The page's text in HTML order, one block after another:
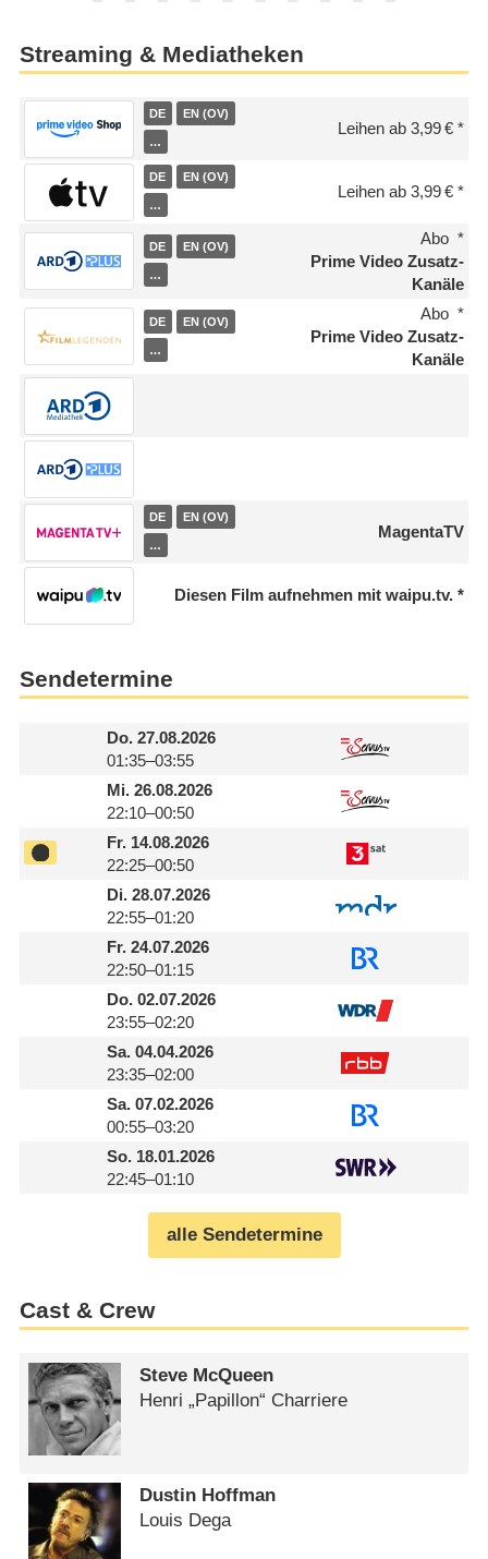
Streaming & Mediatheken
DE EN (OV)
…
Leihen ab 3,99 €
DE EN (OV)
…
Leihen ab 3,99 €
DE EN (OV)
…
Abo
Prime Video Zusatz-
Kanäle
DE EN (OV)
…
Abo
Prime Video Zusatz-
Kanäle
DE EN (OV)
…
MagentaTV
Diesen Film aufnehmen mit waipu.tv.
Sendetermine
Do.27.08.2026
01:35–03:55
Mi.26.08.2026
22:10–00:50
Fr.14.08.2026
22:25–00:50
Di.28.07.2026
22:55–01:20
Fr.24.07.2026
22:50–01:15
Do.02.07.2026
23:55–02:20
Sa.04.04.2026
23:35–02:00
Sa.07.02.2026
00:55–03:20
So.18.01.2026
22:45–01:10
alle Sendetermine
Cast & Crew
Steve McQueen
Henri „Papillon“ Charriere
Dustin Hoffman
Louis Dega